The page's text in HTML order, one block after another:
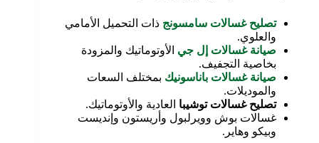
تصليح غسالات سامسونج ذات التحميل الأمامي
والعلوي.
صيانة غسالات إل جي الأوتوماتيك والمزودة
بخاصية التجفيف.
صيانة غسالات باناسونيك بمختلف السعات
والموديلات.
تصليح غسالات توشيبا العادية والأوتوماتيك.
غسالات بوش وويرلبول وأريستون وإنديست
وبيكو وهاير.